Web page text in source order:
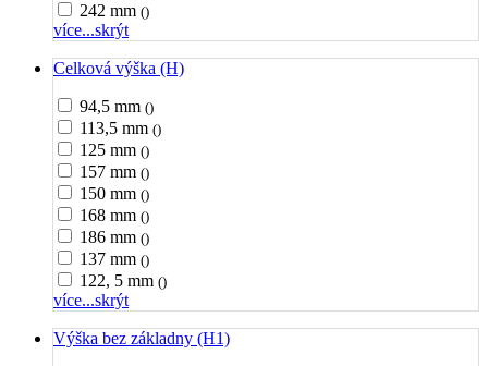
242 mm ()
více...skrýt
Celková výška (H)
94,5 mm ()
113,5 mm ()
125 mm ()
157 mm ()
150 mm ()
168 mm ()
186 mm ()
137 mm ()
122, 5 mm ()
více...skrýt
Výška bez základny (H1)